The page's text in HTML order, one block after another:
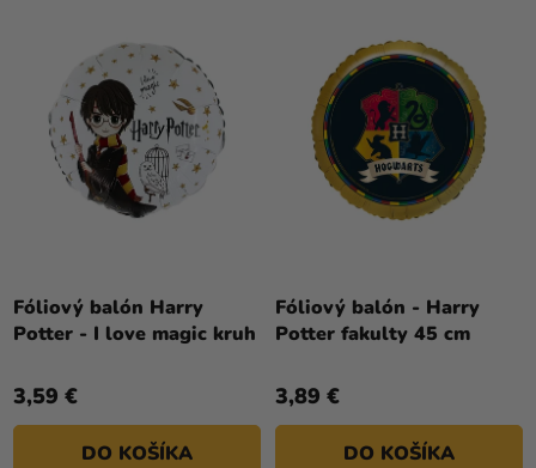
Fóliový balón Harry
Potter - I love magic kruh
3,59 €
DO KOŠÍKA
Fóliový balón - Harry
Potter fakulty 45 cm
3,89 €
DO KOŠÍKA